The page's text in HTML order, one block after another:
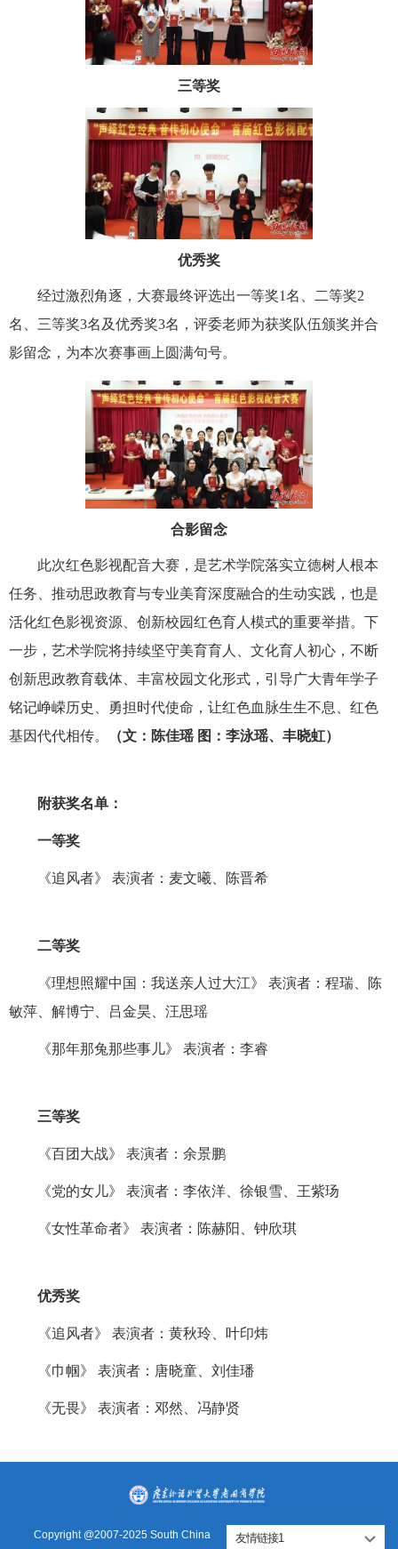
三等奖
优秀奖
经过激烈角逐，大赛最终评选出一等奖1名、二等奖2
名、三等奖3名及优秀奖3名，评委老师为获奖队伍颁奖并合
影留念，为本次赛事画上圆满句号。
合影留念
此次红色影视配音大赛，是艺术学院落实立德树人根本
任务、推动思政教育与专业美育深度融合的生动实践，也是
活化红色影视资源、创新校园红色育人模式的重要举措。下
一步，艺术学院将持续坚守美育育人、文化育人初心，不断
创新思政教育载体、丰富校园文化形式，引导广大青年学子
铭记峥嵘历史、勇担时代使命，让红色血脉生生不息、红色
基因代代相传。
（文：陈佳瑶 图：李泳瑶、丰晓虹）
附获奖名单：
一等奖
《追风者》 表演者：麦文曦、陈晋希
二等奖
《理想照耀中国：我送亲人过大江》 表演者：程瑞、陈
敏萍、解博宁、吕金昊、汪思瑶
《那年那兔那些事儿》 表演者：李睿
三等奖
《百团大战》 表演者：余景鹏
《党的女儿》 表演者：李依洋、徐银雪、王紫玚
《女性革命者》 表演者：陈赫阳、钟欣琪
优秀奖
《追风者》 表演者：黄秋玲、叶印炜
《巾帼》 表演者：唐晓童、刘佳璠
《无畏》 表演者：邓然、冯静贤
Copyright @2007-2025 South China
友情链接1